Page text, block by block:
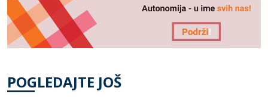
POGLEDAJTE JOŠ